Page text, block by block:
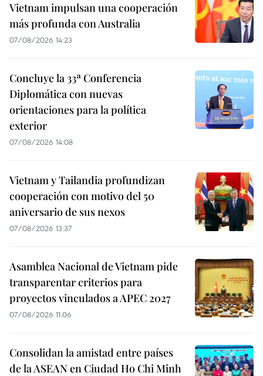
Vietnam impulsan una cooperación
más profunda con Australia
07/08/2026 14:23
Concluye la 33ª Conferencia
Diplomática con nuevas
orientaciones para la política
exterior
07/08/2026 14:08
Vietnam y Tailandia profundizan
cooperación con motivo del 50
aniversario de sus nexos
07/08/2026 13:37
Asamblea Nacional de Vietnam pide
transparentar criterios para
proyectos vinculados a APEC 2027
07/08/2026 11:06
Consolidan la amistad entre países
de la ASEAN en Ciudad Ho Chi Minh